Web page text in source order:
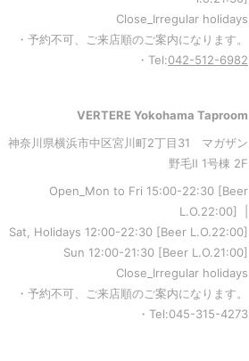
Close_Irregular holidays
・予約不可、ご来店順のご案内になります。
・Tel:042-512-6982
VERTERE Yokohama Taproom
神奈川県横浜市中区宮川町2丁目31 マガザン
野毛Ⅱ 1号棟 2F
Open_Mon to Fri 15:00-22:30 [Beer
L.O.22:00] |
Sat, Holidays 12:00-22:30 [Beer L.O.22:00]
Sun 12:00-21:30 [Beer L.O.21:00]
Close_Irregular holidays
・予約不可、ご来店順のご案内になります。
・Tel:045-315-4273